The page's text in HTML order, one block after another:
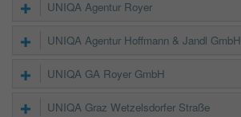
UNIQA Agentur Royer
UNIQA Agentur Hoffmann & Jandl GmbH
UNIQA GA Royer GmbH
UNIQA Graz Wetzelsdorfer Straße